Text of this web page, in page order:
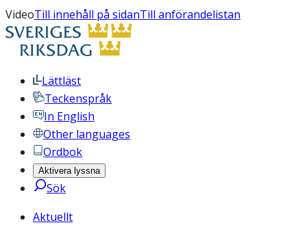
VideoTill innehåll på sidanTill anförandelistan
Lättläst
Teckenspråk
In English
Other languages
Ordbok
Aktivera lyssna
Sök
Aktuellt